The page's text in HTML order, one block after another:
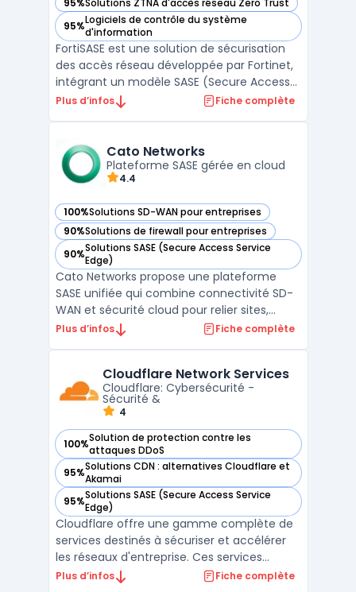
95%Solutions ZTNA d'accès réseau Zero Trust
— voir FortiSASE dans cette catégorie
95%Logiciels de contrôle du système
d'information
— voir FortiSASE dans cette catégorie
FortiSASE est une solution de sécurisation
des accès réseau développée par Fortinet,
intégrant un modèle SASE (Secure Access
Service Edge). Cette plateforme combine
cloud, permettant aux entreprises de
sécuriser et d’optimiser la ...
Plus d’infos Fiche complète
Cato Networks
Plateforme SASE gérée en cloud
4.4
100%Solutions SD-WAN pour entreprises
— voir Cato Networks dans cette catégorie
90%Solutions de firewall pour entreprises
— voir Cato Networks dans cette catégorie
90%Solutions SASE (Secure Access Service
Edge)
— voir Cato Networks dans cette catégorie
Cato Networks propose une plateforme
SASE unifiée qui combine connectivité SD-
WAN et sécurité cloud pour relier sites,
ressources cloud et utilisateurs mobiles. La
service, avec une approche zero trust
orientée ...
Plus d’infos Fiche complète
Cloudflare Network Services
Cloudflare: Cybersécurité -
Sécurité &
4
100%Solution de protection contre les
attaques DDoS
— voir Cloudflare Network Services dans cette catégorie
95%Solutions CDN : alternatives Cloudflare et
Akamai
— voir Cloudflare Network Services dans cette catégorie
95%Solutions SASE (Secure Access Service
Edge)
— voir Cloudflare Network Services dans cette catégorie
Cloudflare offre une gamme complète de
services destinés à sécuriser et accélérer
les réseaux d'entreprise. Ces services
combinent sécurité, performances et
Plus d’infos Fiche complète